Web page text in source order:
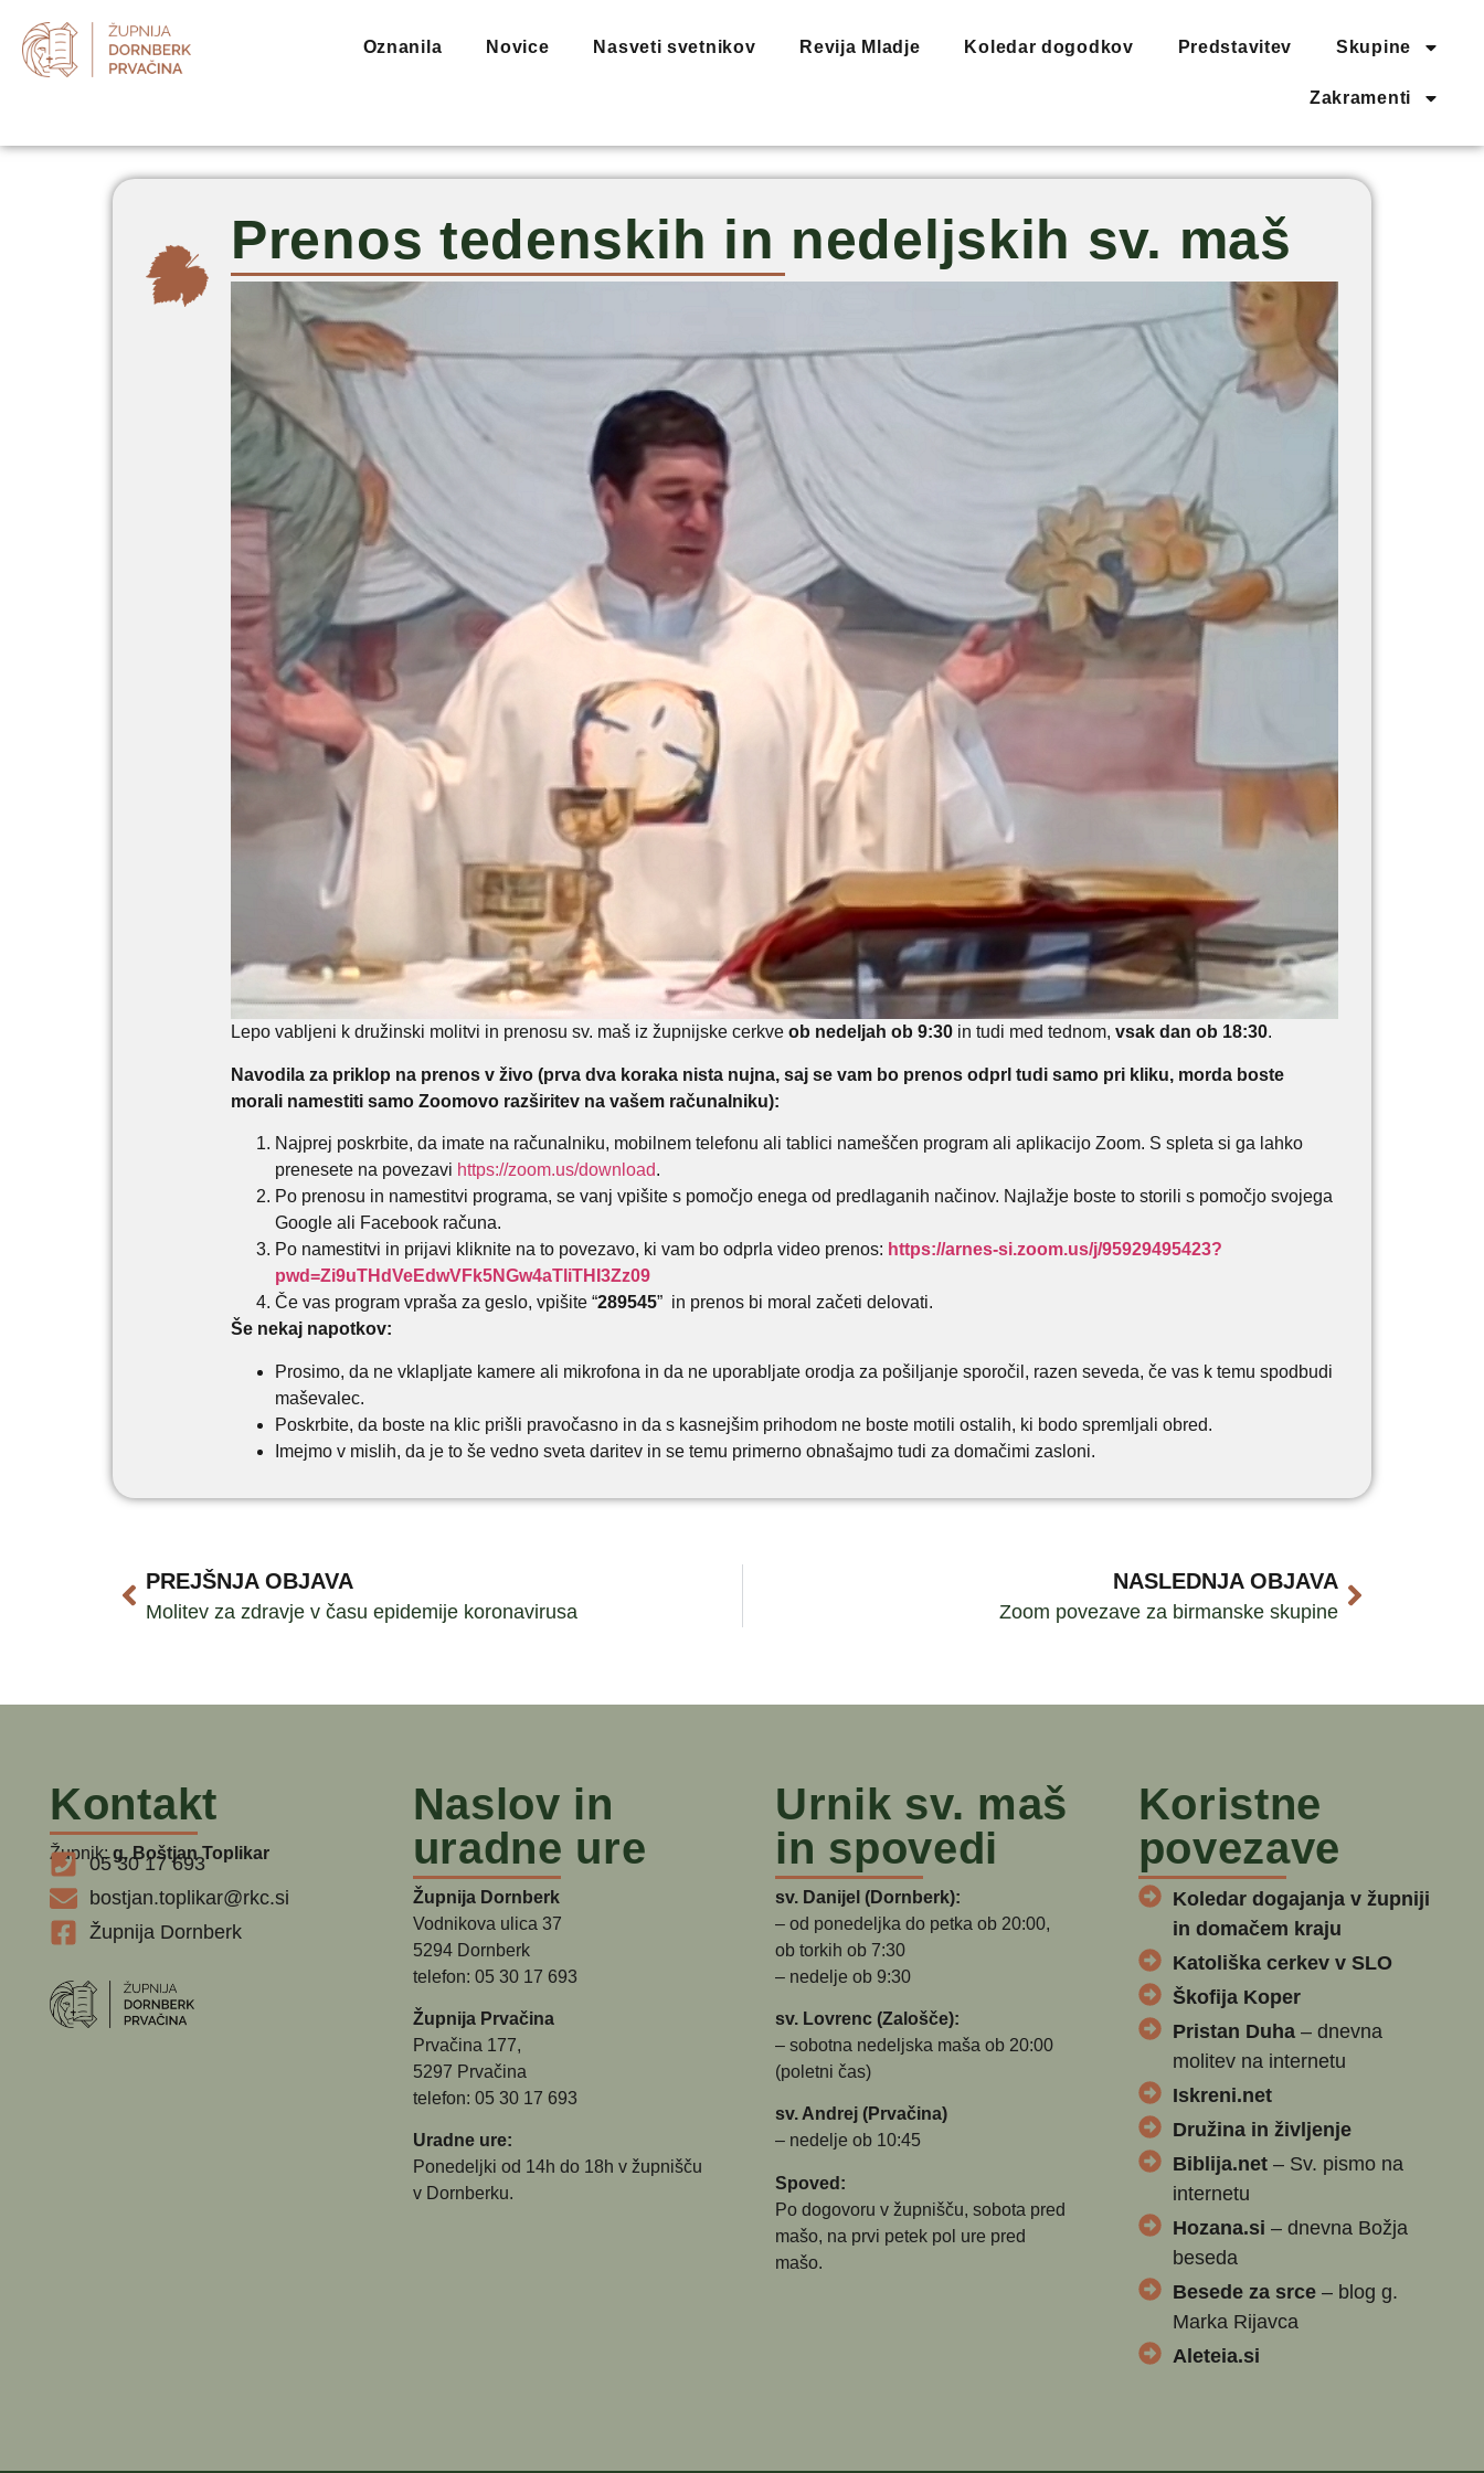
Oznanila Novice Nasveti svetnikov Revija Mladje Koledar dogodkov Predstavitev Skupine
Zakramenti
Prenos tedenskih in nedeljskih sv. maš
Lepo vabljeni k družinski molitvi in prenosu sv. maš iz župnijske cerkve ob nedeljah ob 9:30 in tudi med tednom, vsak dan ob 18:30.
Navodila za priklop na prenos v živo (prva dva koraka nista nujna, saj se vam bo prenos odprl tudi samo pri kliku, morda boste
morali namestiti samo Zoomovo razširitev na vašem računalniku):
Najprej poskrbite, da imate na računalniku, mobilnem telefonu ali tablici nameščen program ali aplikacijo Zoom. S spleta si ga lahko
prenesete na povezavi https://zoom.us/download.
Po prenosu in namestitvi programa, se vanj vpišite s pomočjo enega od predlaganih načinov. Najlažje boste to storili s pomočjo svojega
Google ali Facebook računa.
Po namestitvi in prijavi kliknite na to povezavo, ki vam bo odprla video prenos: https://arnes-si.zoom.us/j/95929495423?
pwd=Zi9uTHdVeEdwVFk5NGw4aTliTHI3Zz09
Če vas program vpraša za geslo, vpišite “289545” in prenos bi moral začeti delovati.
Še nekaj napotkov:
Prosimo, da ne vklapljate kamere ali mikrofona in da ne uporabljate orodja za pošiljanje sporočil, razen seveda, če vas k temu spodbudi
maševalec.
Poskrbite, da boste na klic prišli pravočasno in da s kasnejšim prihodom ne boste motili ostalih, ki bodo spremljali obred.
Imejmo v mislih, da je to še vedno sveta daritev in se temu primerno obnašajmo tudi za domačimi zasloni.
PREJŠNJA OBJAVA
Molitev za zdravje v času epidemije koronavirusa
NASLEDNJA OBJAVA
Zoom povezave za birmanske skupine
Kontakt
Župnik:g. Boštjan Toplikar
05 30 17 693
bostjan.toplikar@rkc.si
Župnija Dornberk
Naslov in
uradne ure
Župnija Dornberk
Vodnikova ulica 37
5294 Dornberk
telefon: 05 30 17 693
Župnija Prvačina
Prvačina 177,
5297 Prvačina
telefon: 05 30 17 693
Uradne ure:
Ponedeljki od 14h do 18h v župnišču
v Dornberku.
Urnik sv. maš
in spovedi
sv. Danijel (Dornberk):
– od ponedeljka do petka ob 20:00,
ob torkih ob 7:30
– nedelje ob 9:30
sv. Lovrenc (Zalošče):
– sobotna nedeljska maša ob 20:00
(poletni čas)
sv. Andrej (Prvačina)
– nedelje ob 10:45
Spoved:
Po dogovoru v župnišču, sobota pred
mašo, na prvi petek pol ure pred
mašo.
Koristne
povezave
Koledar dogajanja v župniji
in domačem kraju
Katoliška cerkev v SLO
Škofija Koper
Pristan Duha– dnevna
molitev na internetu
Iskreni.net
Družina in življenje
Biblija.net– Sv. pismo na
internetu
Hozana.si – dnevna Božja
beseda
Besede za srce– blog g.
Marka Rijavca
Aleteia.si